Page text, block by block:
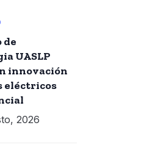
UASLP
innovación
eléctricos
2026